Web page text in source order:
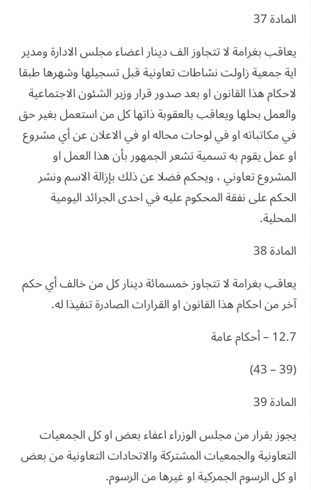
المادة 37
يعاقب بغرامة لا تتجاوز الف دينار اعضاء مجلس الادارة ومدير
اية جمعية زاولت نشاطات تعاونية قبل تسجيلها وشهرها طبقا
لاحكام هذا القانون او بعد صدور قرار وزير الشئون الاجتماعية
والعمل بحلها ويعاقب بالعقوبة ذاتها كل من استعمل بغير حق
في مكاتباته او في لوحات محاله او في الاعلان عن أي مشروع
او عمل يقوم به تسمية تشعر الجمهور بأن هذا العمل او
المشروع تعاوني ، ويحكم فضلا عن ذلك بإزالة الاسم ونشر
الحكم على نفقة المحكوم عليه في احدى الجرائد اليومية
المحلية.
المادة 38
يعاقب بغرامة لا تتجاوز خمسمائة دينار كل من خالف أي حكم
آخر من احكام هذا القانون او القرارات الصادرة تنفيذا له.
12.7 – أحكام عامة
(39 – 43)
المادة 39
يجوز بقرار من مجلس الوزراء اعفاء بعض او كل الجمعيات
التعاونية والجمعيات المشتركة والاتحادات التعاونية من بعض
او كل الرسوم الجمركية او غيرها من الرسوم.